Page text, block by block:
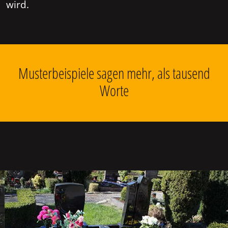
wird.
Musterbeispiele sagen mehr, als tausend
Worte